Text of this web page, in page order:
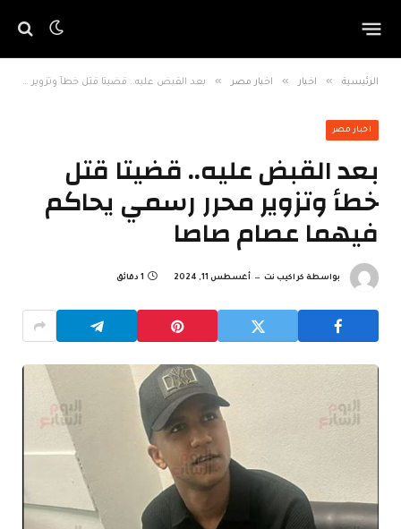
الرئيسية » اخبار » اخبار مصر » بعد القبض عليه.. قضيتا قتل خطأ وتزوير محرر رسمي يحاكم فيهما عصام صاصا
اخبار مصر
بعد القبض عليه.. قضيتا قتل
خطأ وتزوير محرر رسمي يحاكم
فيهما عصام صاصا
بواسطة كراكيب نت أغسطس 11, 2024 1 دقائق